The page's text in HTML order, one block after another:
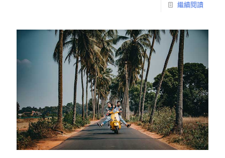
繼續閱讀